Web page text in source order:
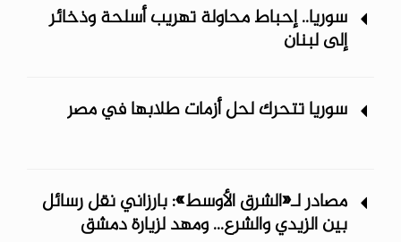
سوريا.. إحباط محاولة تهريب أسلحة وذخائر
إلى لبنان
سوريا تتحرك لحل أزمات طلابها في مصر
مصادر لـ«الشرق الأوسط»: بارزاني نقل رسائل
بين الزيدي والشرع... ومهد لزيارة دمشق